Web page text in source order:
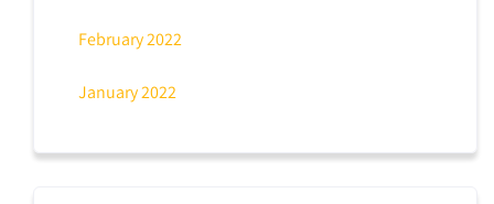
February 2022
January 2022